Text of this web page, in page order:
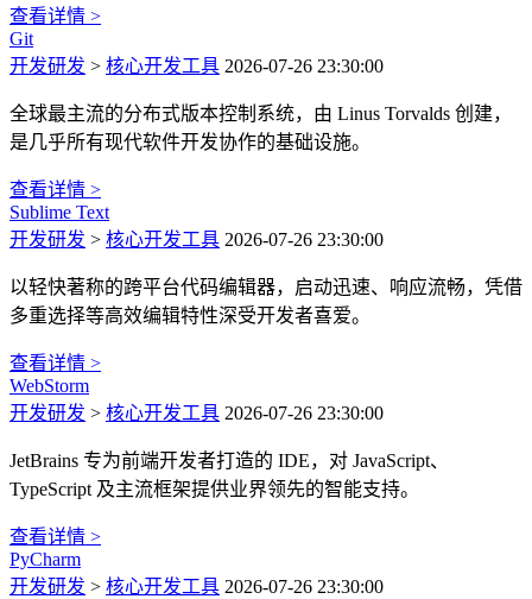
查看详情 >
Git
开发研发 > 核心开发工具 2026-07-26 23:30:00
全球最主流的分布式版本控制系统，由 Linus Torvalds 创建，
是几乎所有现代软件开发协作的基础设施。
查看详情 >
Sublime Text
开发研发 > 核心开发工具 2026-07-26 23:30:00
以轻快著称的跨平台代码编辑器，启动迅速、响应流畅，凭借
多重选择等高效编辑特性深受开发者喜爱。
查看详情 >
WebStorm
开发研发 > 核心开发工具 2026-07-26 23:30:00
JetBrains 专为前端开发者打造的 IDE，对 JavaScript、
TypeScript 及主流框架提供业界领先的智能支持。
查看详情 >
PyCharm
开发研发 > 核心开发工具 2026-07-26 23:30:00